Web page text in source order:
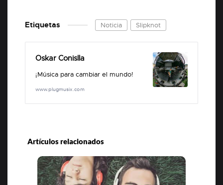
Etiquetas Noticia Slipknot
Oskar Conislla
¡Música para cambiar el mundo!
www.plugmusix.com
Artículos relacionados